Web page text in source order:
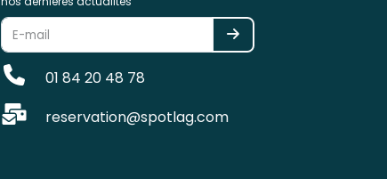
01 84 20 48 78
reservation@spotlag.com